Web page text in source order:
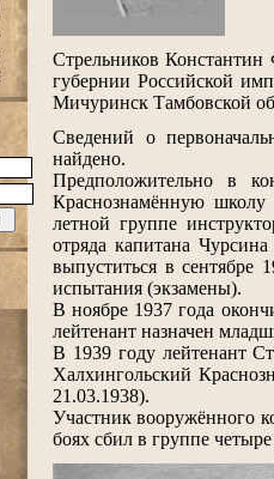
Стрельников Константин
губернии Российской
Мичуринск Тамбовской
Сведений о
найдено.
Предположительно в
Краснознамённую
летной группе
отряда капитана
выпуститься в сентябре
испытания (экзамены).
В ноябре 1937 года
лейтенант назначен
В 1939 году лейтенант
Халхингольский
21.03.1938).
Участник вооружённого
боях сбил в группе